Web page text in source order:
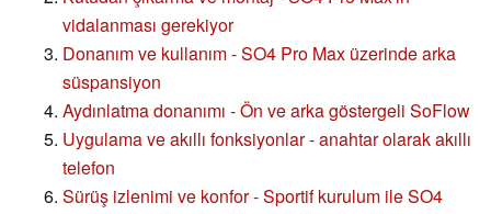
vidalanması gerekiyor
Donanım ve kullanım - SO4 Pro Max üzerinde arka
süspansiyon
Aydınlatma donanımı - Ön ve arka göstergeli SoFlow
Uygulama ve akıllı fonksiyonlar - anahtar olarak akıllı
telefon
Sürüş izlenimi ve konfor - Sportif kurulum ile SO4